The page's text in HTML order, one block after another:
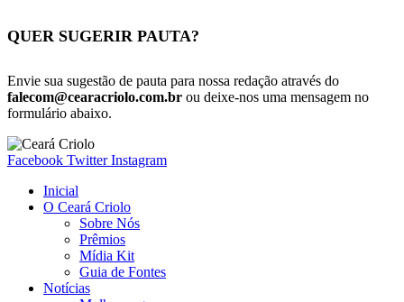
QUER SUGERIR PAUTA?
Envie sua sugestão de pauta para nossa redação através do
falecom@cearacriolo.com.br ou deixe-nos uma mensagem no
formulário abaixo.
Facebook Twitter Instagram
Inicial
O Ceará Criolo
Sobre Nós
Prêmios
Mídia Kit
Guia de Fontes
Notícias